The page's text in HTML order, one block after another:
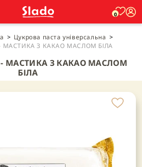
0
> Цукрова паста універсальна >
МАСТИКА З КАКАО МАСЛОМ БІЛА
МАСТИКА З КАКАО МАСЛОМ
БІЛА